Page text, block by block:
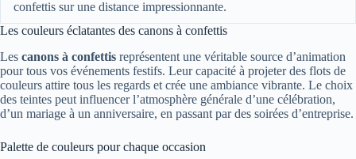
confettis sur une distance impressionnante.
Les couleurs éclatantes des canons à confettis
Les canons à confettis représentent une véritable source d’animation
pour tous vos événements festifs. Leur capacité à projeter des flots de
couleurs attire tous les regards et crée une ambiance vibrante. Le choix
des teintes peut influencer l’atmosphère générale d’une célébration,
d’un mariage à un anniversaire, en passant par des soirées d’entreprise.
Palette de couleurs pour chaque occasion